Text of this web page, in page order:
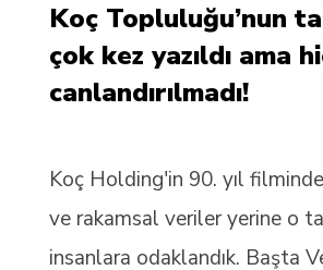
Koç Topluluğu’nun
çok kez yazıldı ama
canlandırılmadı!
Koç Holding'in 90. yıl
ve rakamsal veriler yerine o
insanlara odaklandık. Başta